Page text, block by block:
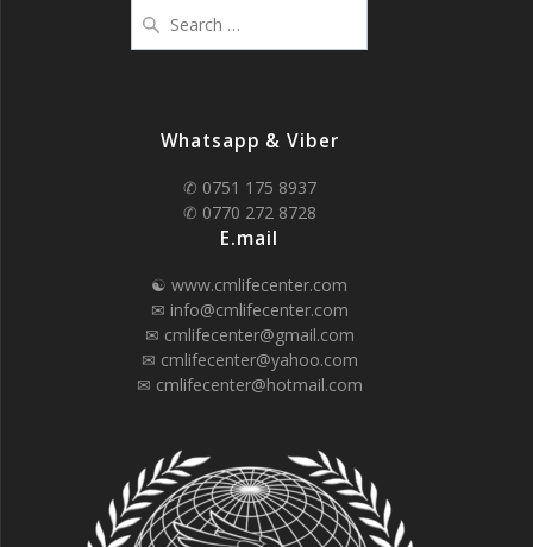
for:
Whatsapp & Viber
✆ 0751 175 8937
✆ 0770 272 8728
E.mail
☯ www.cmlifecenter.com
✉ info@cmlifecenter.com
✉ cmlifecenter@gmail.com
✉ cmlifecenter@yahoo.com
✉ cmlifecenter@hotmail.com